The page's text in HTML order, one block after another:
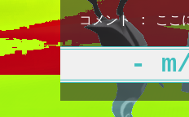
コメント : ここ
-